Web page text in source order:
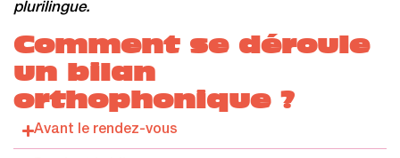
plurilingue.
Comment se déroule
un bilan
orthophonique ?
Avant le rendez-vous